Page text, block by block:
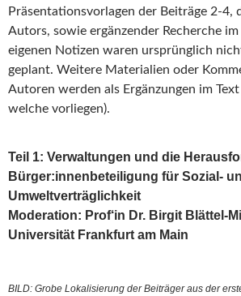
Präsentationsvorlagen der Beiträge 2-4,
Autors, sowie ergänzender Recherche
eigenen Notizen waren ursprünglich
geplant. Weitere Materialien oder
Autoren werden als Ergänzungen im
welche vorliegen).
Teil 1: Verwaltungen und die
Bürger:innenbeteiligung für Sozial-
Umweltverträglichkeit
Moderation: Prof‘in Dr. Birgit Blättel-
Universität Frankfurt am Main
BILD: Grobe Lokalisierung der Beiträger aus der